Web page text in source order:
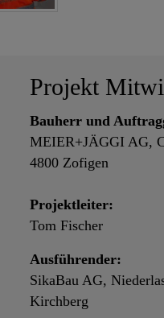
Projekt
Bauherr und
MEIER+JÄGGI AG,
4800 Zofigen
Projektleiter:
Tom Fischer
Ausführender:
SikaBau AG,
Kirchberg